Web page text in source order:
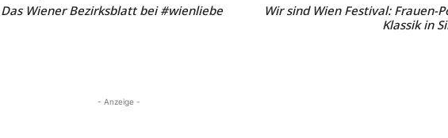
Das Wiener Bezirksblatt bei #wienliebe
Wir sind Wien Festival: Frauen-
Klassik in
- Anzeige -